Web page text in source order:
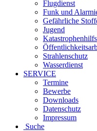
Flugdienst
Funk und
Gefährliche
Jugend
Strahlenschutz
Wasserdienst
SERVICE
Termine
Bewerbe
Downloads
Datenschutz
Impressum
Suche